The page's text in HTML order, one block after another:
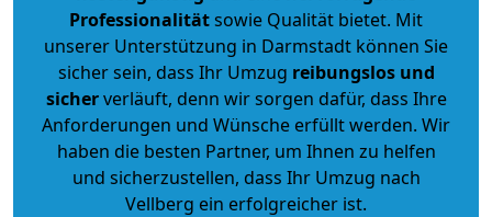
Professionalitätsowie Qualität bietet. Mit
unserer Unterstützung in Darmstadt können Sie
sicher sein, dass Ihr Umzug reibungslos und
sicherverläuft, denn wir sorgen dafür, dass Ihre
Anforderungen und Wünsche erfüllt werden. Wir
haben die besten Partner, um Ihnen zu helfen
und sicherzustellen, dass Ihr Umzug nach
Vellberg ein erfolgreicher ist.